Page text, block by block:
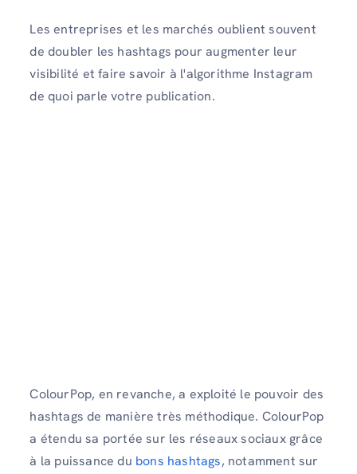
Les entreprises et les marchés oublient souvent
de doubler les hashtags pour augmenter leur
visibilité et faire savoir à l'algorithme Instagram
de quoi parle votre publication.
ColourPop, en revanche, a exploité le pouvoir des
hashtags de manière très méthodique. ColourPop
a étendu sa portée sur les réseaux sociaux grâce
à la puissance du bons hashtags, notamment sur